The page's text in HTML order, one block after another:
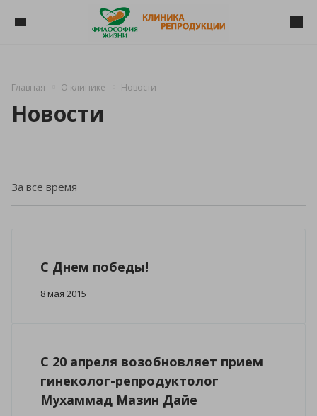
Главная О клинике Новости
Новости
C Днем победы!
8 мая 2015
С 20 апреля возобновляет прием
гинеколог-репродуктолог
Мухаммад Мазин Дайе